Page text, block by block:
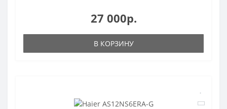
27 000р.
В КОРЗИНУ